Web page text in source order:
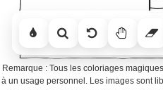
Remarque : Tous les coloriages
à un usage personnel. Les images sont